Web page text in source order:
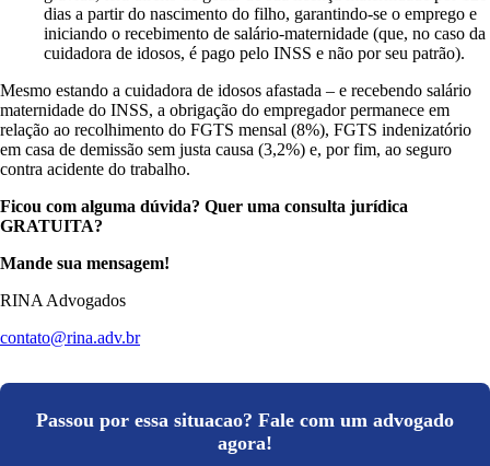
dias a partir do nascimento do filho, garantindo-se o emprego e
iniciando o recebimento de salário-maternidade (que, no caso da
cuidadora de idosos, é pago pelo INSS e não por seu patrão).
Mesmo estando a cuidadora de idosos afastada – e recebendo salário
maternidade do INSS, a obrigação do empregador permanece em
relação ao recolhimento do FGTS mensal (8%), FGTS indenizatório
em casa de demissão sem justa causa (3,2%) e, por fim, ao seguro
contra acidente do trabalho.
Ficou com alguma dúvida? Quer uma consulta jurídica
GRATUITA?
Mande sua mensagem!
RINA Advogados
contato@rina.adv.br
Passou por essa situacao? Fale com um advogado
agora!